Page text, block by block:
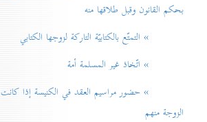
بحكم القانون وقبل طلاقها منه
» التمتّع بالكتابيّة التاركة لزوجها الكتابي
» اتّخاذ غير المسلمة أمة
» حضور مراسيم العقد في الكنيسة إذا كانت
الزوجة منهم